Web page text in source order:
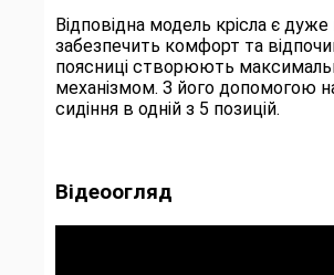
Відповідна модель крісла є
забезпечить комфорт та
поясниці створюють
механізмом. З його допомогою
сидіння в одній з 5 позицій.
Відеоогляд